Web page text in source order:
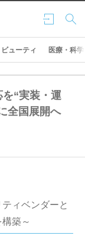
ログ
イン
検索
ビューティ 医療・科学
“実装・運
全国展開へ
ィベンダーと
築～